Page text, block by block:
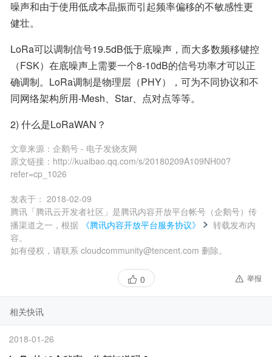
噪声和由于使用低成本晶振而引起频率偏移的不敏感性更
健壮。
LoRa可以调制信号19.5dB低于底噪声，而大多数频移键控
（FSK）在底噪声上需要一个8-10dB的信号功率才可以正
确调制。LoRa调制是物理层（PHY），可为不同协议和不
同网络架构所用-Mesh、Star、点对点等等。
2) 什么是LoRaWAN？
文章来源： 企鹅号 - 电子发烧友网
原文链接： http://kuaibao.qq.com/s/20180209A109NH00?
refer=cp_1026
发表于： 2018-02-09
腾讯「腾讯云开发者社区」是腾讯内容开放平台帐号（企鹅号）传
播渠道之一，根据
《腾讯内容开放平台服务协议》
转载发布内
容。
如有侵权，请联系 cloudcommunity@tencent.com 删除。
0 举报
相关快讯
2018-01-26